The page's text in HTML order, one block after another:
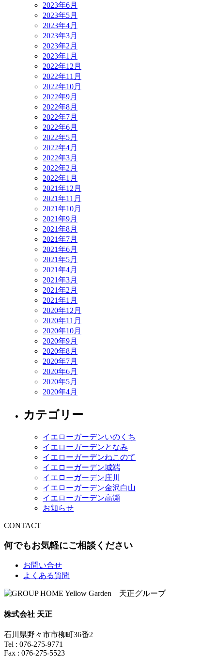
2023年6月
2023年5月
2023年4月
2023年3月
2023年2月
2023年1月
2022年12月
2022年11月
2022年10月
2022年9月
2022年8月
2022年7月
2022年6月
2022年5月
2022年4月
2022年3月
2022年2月
2022年1月
2021年12月
2021年11月
2021年10月
2021年9月
2021年8月
2021年7月
2021年6月
2021年5月
2021年4月
2021年3月
2021年2月
2021年1月
2020年12月
2020年11月
2020年10月
2020年9月
2020年8月
2020年7月
2020年6月
2020年5月
2020年4月
カテゴリー
イエローガーデンいのくち
イエローガーデンとなみ
イエローガーデンねこのて
イエローガーデン城端
イエローガーデン庄川
イエローガーデン金沢白山
イエローガーデン高瀬
お知らせ
CONTACT
何でもお気軽にご相談ください
お問い合せ
よくある質問
株式会社 天正
石川県野々市市柳町36番2
Tel : 076-275-9771
Fax : 076-275-5523